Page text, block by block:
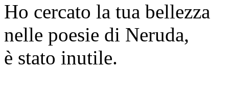
Ho cercato la tua bellezza
nelle poesie di Neruda,
è stato inutile.